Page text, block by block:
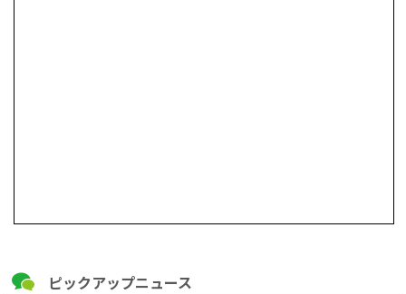
ピックアップニュース